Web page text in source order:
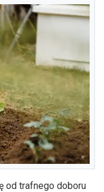
od trafnego doboru